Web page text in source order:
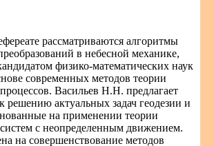
рассматриваются алгоритмы
в небесной механике,
физико-математических наук
современных методов теории
Васильев Н.Н. предлагает
решению актуальных задач геодезии и
на применении теории
систем с неопределенным движением.
на совершенствование методов